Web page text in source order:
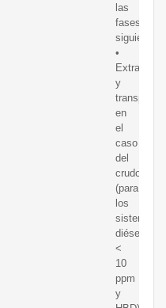
las
fases
siguientes:
•
Extracción
y
transporte:
en
el
caso
del
crudo
(para
los
sistemas
diésel
<
10
ppm
y